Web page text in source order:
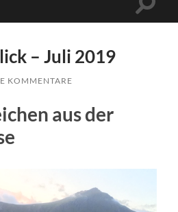
– Juli 2019
KOMMENTARE
aus der